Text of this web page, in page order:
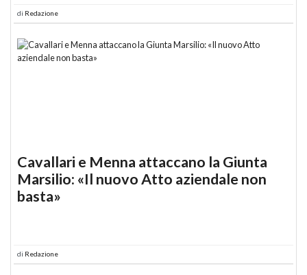
di Redazione
Cavallari e Menna attaccano la Giunta
Marsilio: «Il nuovo Atto aziendale non
basta»
di Redazione